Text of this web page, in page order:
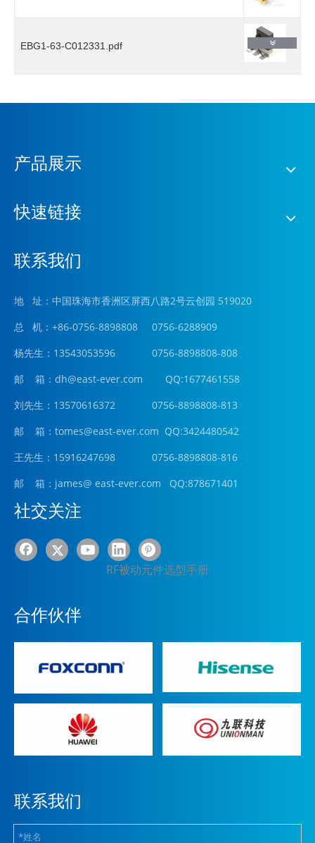
EBG1-63-C012331.pdf
产品展示
快速链接
联系我们
地 址：中国珠海市香洲区屏西八路2号云创园 519020
总 机：+86-0756-8898808 0756-6288909
杨先生：13543053596 0756-8898808-808
邮 箱： dh@east-ever.com QQ:1677461558
刘先生：13570616372 0756-8898808-813
邮 箱：tomes@east-ever.com QQ:3424480542
王先生：15916247698 0756-8898808-816
邮 箱：james@ east-ever.com QQ:878671401
社交关注
RF被动元件选型手册
合作伙伴
联系我们